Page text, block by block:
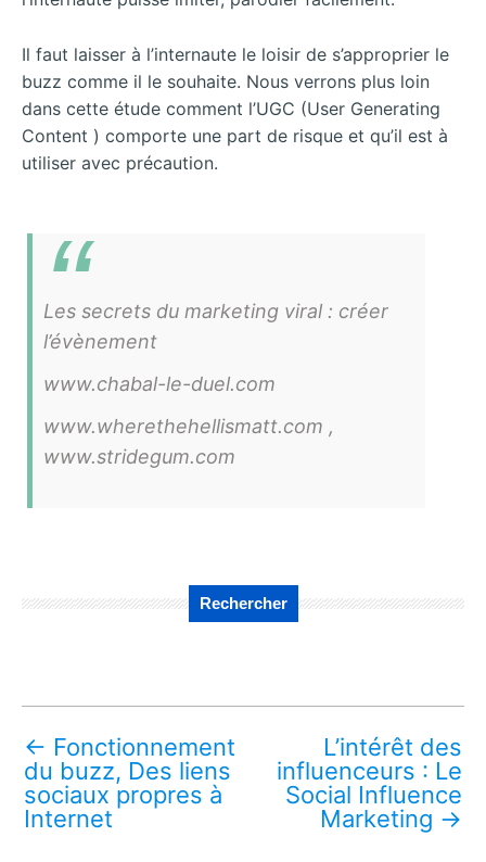
Il faut laisser à l’internaute le loisir de s’approprier le
buzz comme il le souhaite. Nous verrons plus loin
dans cette étude comment l’UGC (User Generating
Content ) comporte une part de risque et qu’il est à
utiliser avec précaution.
Les secrets du marketing viral : créer
l’évènement
www.chabal-le-duel.com
www.wherethehellismatt.com ,
www.stridegum.com
Rechercher
← Fonctionnement
du buzz, Des liens
sociaux propres à
Internet
L’intérêt des
influenceurs : Le
Social Influence
Marketing →